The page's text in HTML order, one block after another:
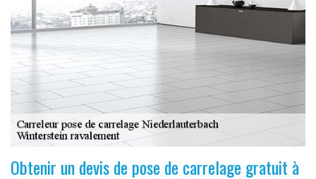
Obtenir un devis de pose de carrelage gratuit à